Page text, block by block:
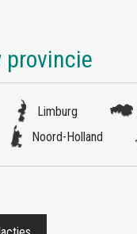
Limburg
Noord-Holland